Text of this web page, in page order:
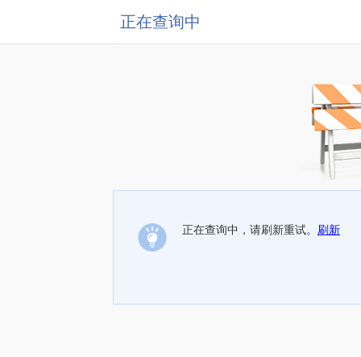
正在查询中
正在查询中，请刷新重试。 刷新